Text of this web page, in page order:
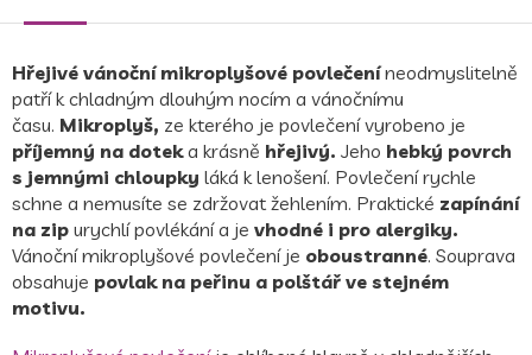
Hřejivé vánoční mikroplyšové povlečeníneodmyslitelně
patří k chladným dlouhým nocím a vánočnímu
času. Mikroplyš, ze kterého je povlečení vyrobeno je
příjemný na doteka krásně hřejivý. Jeho hebký povrch
s jemnými chloupky láká k lenošení. Povlečení rychle
schne a nemusíte se zdržovat žehlením. Praktické zapínání
na zip urychlí povlékání a je vhodné i pro alergiky.
Vánoční mikroplyšové povlečení je oboustranné. Souprava
obsahuje povlak na peřinu a polštář ve stejném
motivu.